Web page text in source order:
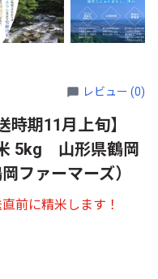
レビュー (0)
時期11月上旬】
5kg 山形県鶴岡
ファーマーズ）
前に精米します！